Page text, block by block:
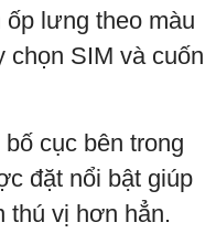
ốp lưng theo màu
chọn SIM và cuốn
cục bên trong
đặt nổi bật giúp
thú vị hơn hẳn.